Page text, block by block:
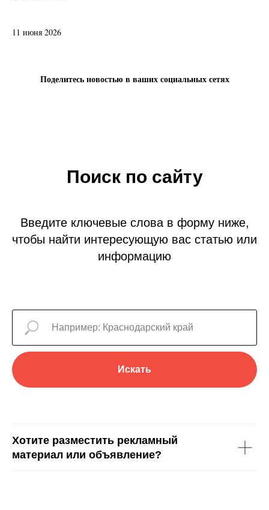
11 июня 2026
Поделитесь новостью в ваших социальных сетях
Поиск по сайту
Введите ключевые слова в форму ниже,
чтобы найти интересующую вас статью или
информацию
Искать
Хотите разместить рекламный
материал или объявление?